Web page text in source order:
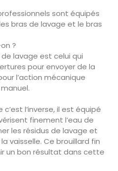
sont équipés
bras de lavage et le bras
?
lavage est celui qui
pour envoyer de la
l’action mécanique
l’inverse, il est équipé
finement l’eau de
les résidus de lavage et
vaisselle. Ce brouillard fin
un bon résultat dans cette